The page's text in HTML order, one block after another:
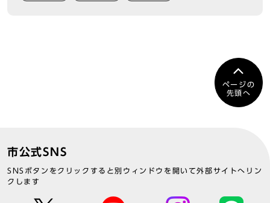
ページの
先頭へ
市公式SNS
SNSボタンをクリックすると別ウィンドウを開いて外部サイトへリン
クします